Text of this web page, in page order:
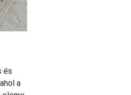
és
a